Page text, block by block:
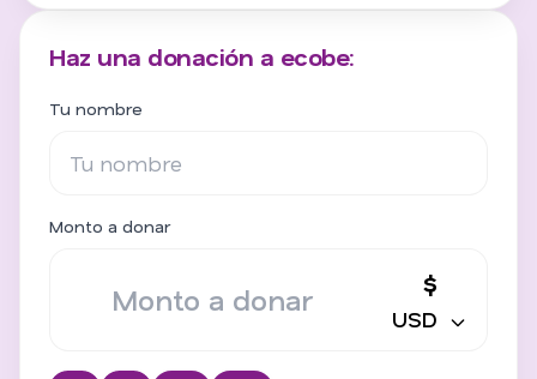
Haz una donación a ecobe:
Tu nombre
Monto a donar
$
USD